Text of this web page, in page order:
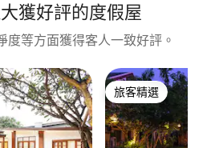
獲好評的度假屋
度等方面獲得客人一致好評。
旅客精選
旅客精選